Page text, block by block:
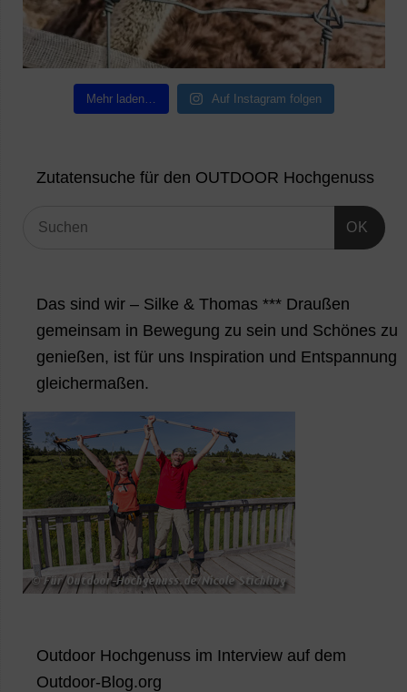
Mehr laden… Auf Instagram folgen
Zutatensuche für den OUTDOOR Hochgenuss
OK
Das sind wir – Silke & Thomas *** Draußen
gemeinsam in Bewegung zu sein und Schönes zu
genießen, ist für uns Inspiration und Entspannung
gleichermaßen.
Outdoor Hochgenuss im Interview auf dem
Outdoor-Blog.org